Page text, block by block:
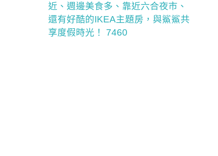
近、週邊美食多、靠近六合夜市、
還有好酷的IKEA主題房，與鯊鯊共
享度假時光！ 7460